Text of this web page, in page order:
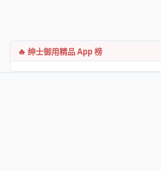
🔥 绅士御用精品 App 榜